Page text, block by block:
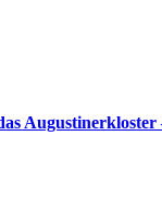
Augustinerkloster